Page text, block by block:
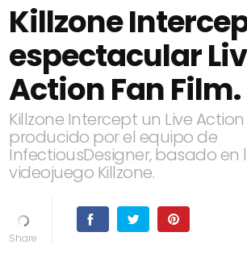
Killzone
espectacular
Action Fan Film.
Killzone Intercept un Live
producido por el equipo de
InfectiousDesigner, basado en
videojuego Killzone.